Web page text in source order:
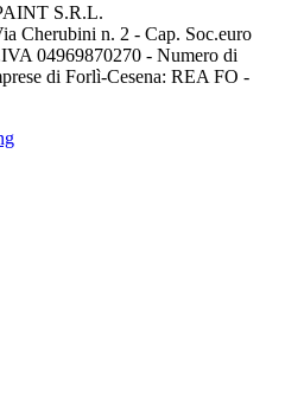
S.R.L.
Cherubini n. 2 - Cap. Soc.euro
04969870270 - Numero di
di Forlì-Cesena: REA FO -